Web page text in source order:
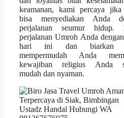
keamanan, kami percaya
bisa menyediakan Anda
perjalanan seumur hidup.
perjalanan Umroh Anda
hari ini dan biarkan
mempermudah Anda
kewajiban religius Anda
mudah dan nyaman.